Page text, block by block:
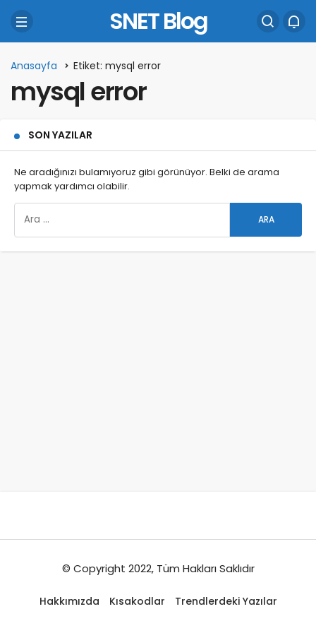
SNET Blog
Anasayfa Etiket: mysql error
mysql error
SON YAZILAR
Ne aradığınızı bulamıyoruz gibi görünüyor. Belki de arama
yapmak yardımcı olabilir.
© Copyright 2022, Tüm Hakları Saklıdır
Hakkımızda Kısakodlar Trendlerdeki Yazılar